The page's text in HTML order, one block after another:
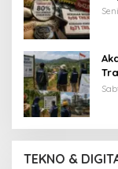
TEKNO &